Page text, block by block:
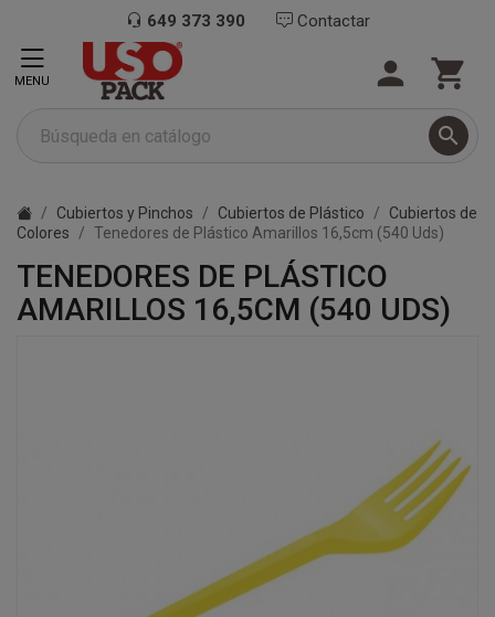
649 373 390 Contactar

 
MENU
Cubiertos y Pinchos Cubiertos de Plástico
Cubiertos de
Colores
Tenedores de Plástico Amarillos 16,5cm (540 Uds)
TENEDORES DE PLÁSTICO
AMARILLOS 16,5CM (540 UDS)